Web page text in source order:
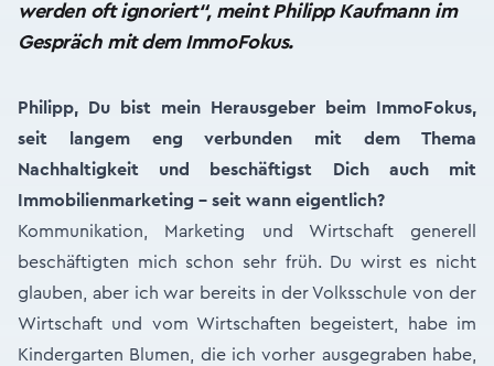
werden oft ignoriert“, meint Philipp Kaufmann im
Gespräch mit dem ImmoFokus.
Philipp, Du bist mein Herausgeber beim ImmoFokus,
seit langem eng verbunden mit dem Thema
Nachhaltigkeit und beschäftigst Dich auch mit
Immobilienmarketing – seit wann eigentlich?
Kommunikation, Marketing und Wirtschaft generell
beschäftigten mich schon sehr früh. Du wirst es nicht
glauben, aber ich war bereits in der Volksschule von der
Wirtschaft und vom Wirtschaften begeistert, habe im
Kindergarten Blumen, die ich vorher ausgegraben habe,